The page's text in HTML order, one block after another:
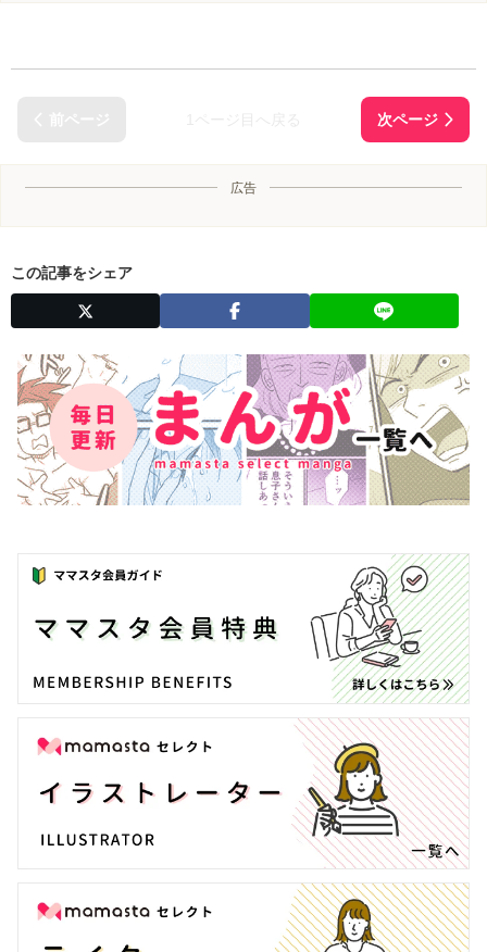
広告
この記事をシェア